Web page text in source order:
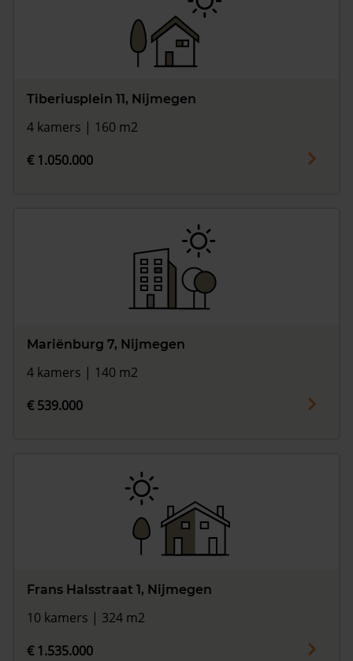
Tiberiusplein 11, Nijmegen
4 kamers | 160 m2
€ 1.050.000
Mariënburg 7, Nijmegen
4 kamers | 140 m2
€ 539.000
Frans Halsstraat 1, Nijmegen
10 kamers | 324 m2
€ 1.535.000